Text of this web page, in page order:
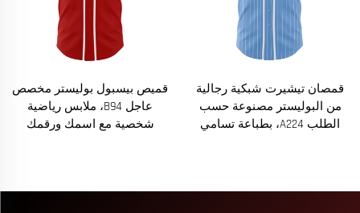
قمصان تيشيرت شبكية رجالية
من البوليستر مصنوعة حسب
الطلب A224، بطباعة تسامي
قميص بيسبول بوليستر مخصص
عاجل B94، ملابس رياضية
شخصية مع اسمك ورقمك